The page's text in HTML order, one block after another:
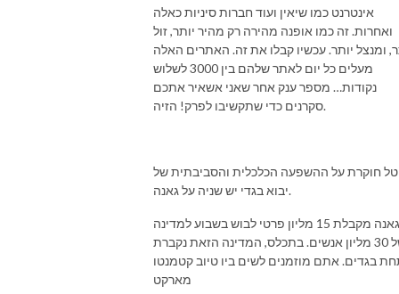
אינטרנט כמו שיאין ועוד חברות סיניות כאלה
ואחרות. זה כמו אופנה מהירה רק מהיר יותר, זול
ומנצל יותר. עכשיו קבלו את זה. האתרים האלה
מעלים כל יום לאתר שלהם בין 3000 לשלוש
נקודות… מספר ענק אחר שאני אשאיר אתכם
סקרנים כדי שתקשיבו לפרק! הזיה.
חוקרת על ההשפעה הכלכלית והסביבתית של
יבוא בגדי יש שניה על גאנה.
גאנה מקבלת 15 מליון פרטי לבוש בשבוע למדינה
של 30 מליון אנשים. בתכלס, המדינה הזאת נקברת
בגדים. אתם מוזמנים לשים ביו טיוב קטמנטו
מארקט